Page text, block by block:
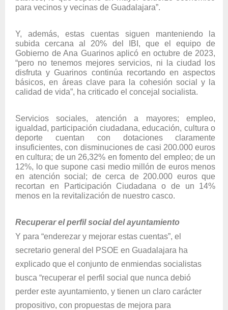
para vecinos y vecinas de Guadalajara”.
Y, además, estas cuentas siguen manteniendo la
subida cercana al 20% del IBI, que el equipo de
Gobierno de Ana Guarinos aplicó en octubre de 2023,
“pero no tenemos mejores servicios, ni la ciudad los
disfruta y Guarinos continúa recortando en aspectos
básicos, en áreas clave para la cohesión social y la
calidad de vida”, ha criticado el concejal socialista.
Servicios sociales, atención a mayores; empleo,
igualdad, participación ciudadana, educación, cultura o
deporte cuentan con dotaciones claramente
insuficientes, con disminuciones de casi 200.000 euros
en cultura; de un 26,32% en fomento del empleo; de un
12%, lo que supone casi medio millón de euros menos
en atención social; de cerca de 200.000 euros que
recortan en Participación Ciudadana o de un 14%
menos en la revitalización de nuestro casco.
Recuperar el perfil social del ayuntamiento
Y para “enderezar y mejorar estas cuentas”, el
secretario general del PSOE en Guadalajara ha
explicado que el conjunto de enmiendas socialistas
busca “recuperar el perfil social que nunca debió
perder este ayuntamiento, y tienen un claro carácter
propositivo, con propuestas de mejora para